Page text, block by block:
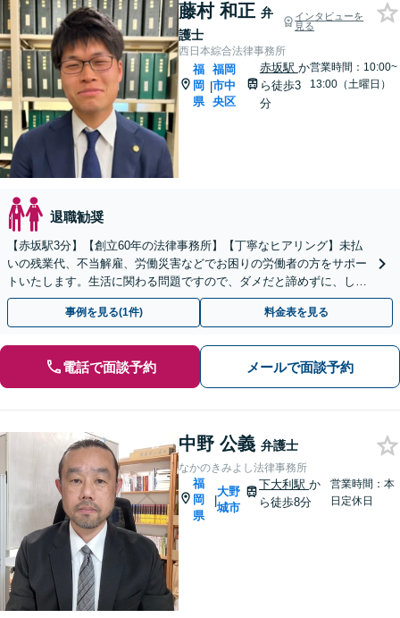
藤村 和正 弁
護士
インタビューを
見る
西日本綜合法律事務所
福
岡
県
|
福岡
市中
央区
赤坂駅 か
ら徒歩3
分
営業時間：10:00~
13:00（土曜日）
退職勧奨
【赤坂駅3分】【創立60年の法律事務所】【丁寧なヒアリング】未払
いの残業代、不当解雇、労働災害などでお困りの労働者の方をサポー
トいたします。生活に関わる問題ですので、ダメだと諦めずに、しっ
かりと労働者の権利を主張していきましょう。
事例を見る(1件) 料金表を見る
電話で面談予約 メールで面談予約
中野 公義 弁護士
なかのきみよし法律事務所
福
岡
県
|
大野
城市
下大利駅か
ら徒歩8分
営業時間：本
日定休日